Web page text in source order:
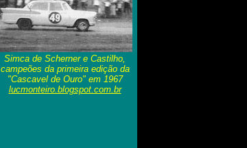
Simca de Scherner e Castilho,
campeões da primeira edição da
"Cascavel de Ouro" em 1967
lucmonteiro.blogspot.com.br